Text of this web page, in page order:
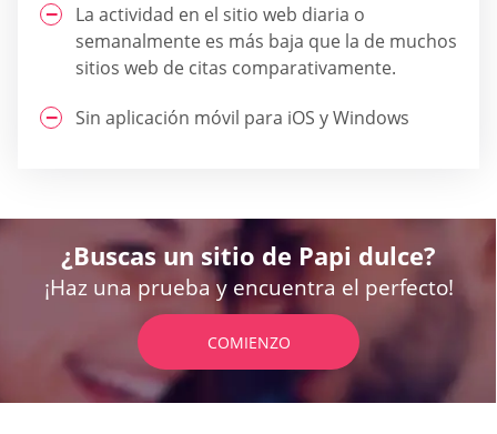
La actividad en el sitio web diaria o
semanalmente es más baja que la de muchos
sitios web de citas comparativamente.
Sin aplicación móvil para iOS y Windows
¿Buscas un sitio de Papi dulce?
¡Haz una prueba y encuentra el perfecto!
COMIENZO